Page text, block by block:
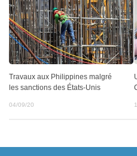
Travaux aux Philippines malgré
les sanctions des États-Unis
04/09/20